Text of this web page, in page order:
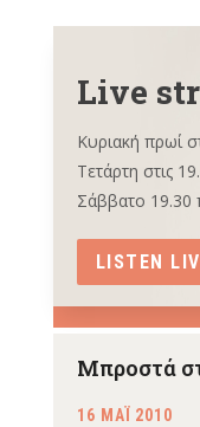
Live
Κυριακή πρωί
Τετάρτη στις
Σάββατο 19.30
LISTEN
Μπροστά
16 ΜΑΪ 2010